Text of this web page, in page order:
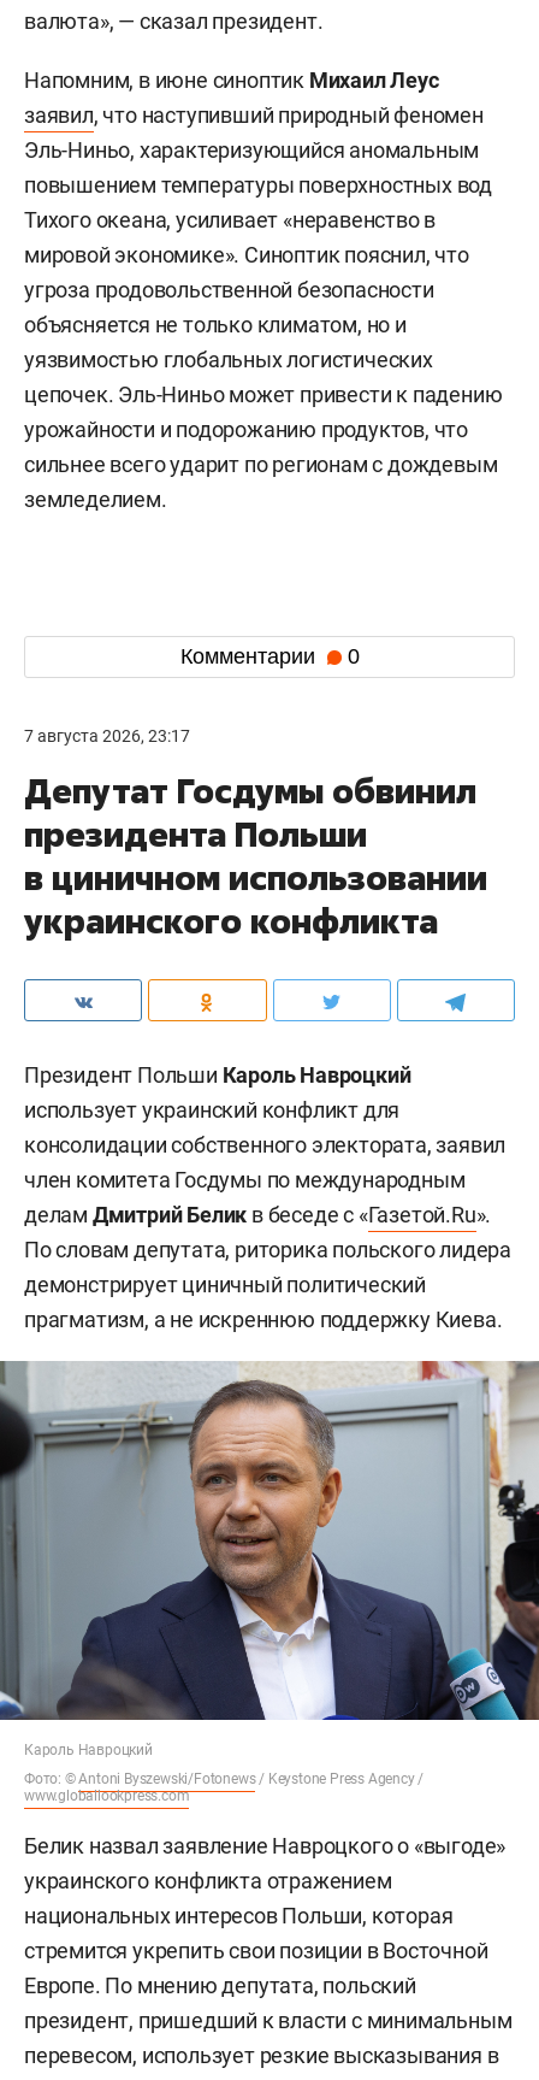
валюта», — сказал президент.
Напомним, в июне синоптик Михаил Леус
заявил, что наступивший природный феномен
Эль-Ниньо, характеризующийся аномальным
повышением температуры поверхностных вод
Тихого океана, усиливает «неравенство в
мировой экономике». Синоптик пояснил, что
угроза продовольственной безопасности
объясняется не только климатом, но и
уязвимостью глобальных логистических
цепочек. Эль-Ниньо может привести к падению
урожайности и подорожанию продуктов, что
сильнее всего ударит по регионам с дождевым
земледелием.
Комментарии 0
7 августа 2026, 23:17
Депутат Госдумы обвинил
президента Польши
в циничном использовании
украинского конфликта
Президент Польши Кароль Навроцкий
использует украинский конфликт для
консолидации собственного электората, заявил
член комитета Госдумы по международным
делам Дмитрий Белик в беседе с «Газетой.Ru».
По словам депутата, риторика польского лидера
демонстрирует циничный политический
прагматизм, а не искреннюю поддержку Киева.
Кароль Навроцкий
Фото: ©Antoni Byszewski/Fotonews/ Keystone Press Agency /
www.globallookpress.com
Белик назвал заявление Навроцкого о «выгоде»
украинского конфликта отражением
национальных интересов Польши, которая
стремится укрепить свои позиции в Восточной
Европе. По мнению депутата, польский
президент, пришедший к власти с минимальным
перевесом, использует резкие высказывания в